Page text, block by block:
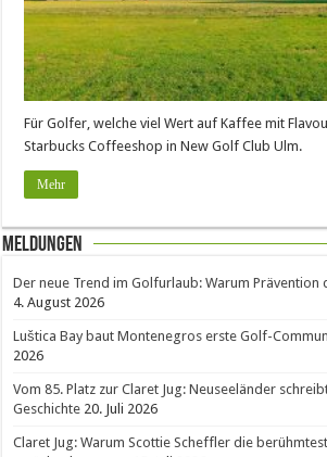
Für Golfer, welche viel Wert auf Kaffee mit
Starbucks Coffeeshop in New Golf Club Ulm.
Mehr
Meldungen
Der neue Trend im Golfurlaub: Warum Prävention
4. August 2026
Luštica Bay baut Montenegros erste Golf-
2026
Vom 85. Platz zur Claret Jug: Neuseeländer
Geschichte 20. Juli 2026
Claret Jug: Warum Scottie Scheffler die